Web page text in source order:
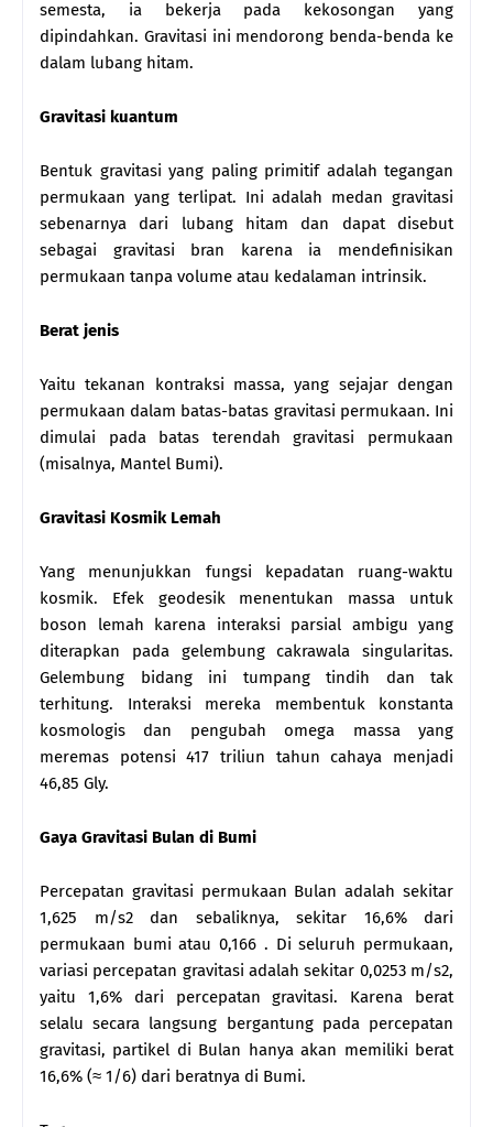
semesta, ia bekerja pada kekosongan yang
dipindahkan. Gravitasi ini mendorong benda-benda ke
dalam lubang hitam.
Gravitasi kuantum
Bentuk gravitasi yang paling primitif adalah tegangan
permukaan yang terlipat. Ini adalah medan gravitasi
sebenarnya dari lubang hitam dan dapat disebut
sebagai gravitasi bran karena ia mendefinisikan
permukaan tanpa volume atau kedalaman intrinsik.
Berat jenis
Yaitu tekanan kontraksi massa, yang sejajar dengan
permukaan dalam batas-batas gravitasi permukaan. Ini
dimulai pada batas terendah gravitasi permukaan
(misalnya, Mantel Bumi).
Gravitasi Kosmik Lemah
Yang menunjukkan fungsi kepadatan ruang-waktu
kosmik. Efek geodesik menentukan massa untuk
boson lemah karena interaksi parsial ambigu yang
diterapkan pada gelembung cakrawala singularitas.
Gelembung bidang ini tumpang tindih dan tak
terhitung. Interaksi mereka membentuk konstanta
kosmologis dan pengubah omega massa yang
meremas potensi 417 triliun tahun cahaya menjadi
46,85 Gly.
Gaya Gravitasi Bulan di Bumi
Percepatan gravitasi permukaan Bulan adalah sekitar
1,625 m/s2 dan sebaliknya, sekitar 16,6% dari
permukaan bumi atau 0,166 . Di seluruh permukaan,
variasi percepatan gravitasi adalah sekitar 0,0253 m/s2,
yaitu 1,6% dari percepatan gravitasi. Karena berat
selalu secara langsung bergantung pada percepatan
gravitasi, partikel di Bulan hanya akan memiliki berat
16,6% (≈ 1/6) dari beratnya di Bumi.